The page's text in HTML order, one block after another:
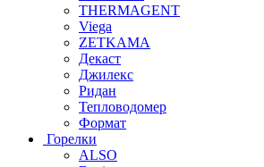
THERMAGENT
Viega
ZETKAMA
Декаст
Джилекс
Ридан
Тепловодомер
Формат
Горелки
ALSO